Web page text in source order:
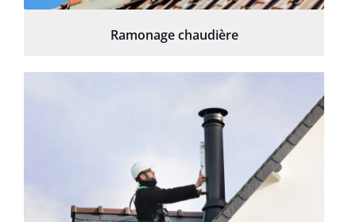
Ramonage chaudière